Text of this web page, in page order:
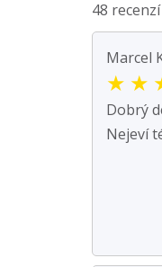
48 recenzí
Marcel
★ ★
Dobrý
Nejeví